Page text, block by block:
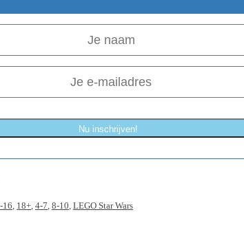
Nu inschrijven!
16, 18+, 4-7, 8-10, LEGO Star Wars